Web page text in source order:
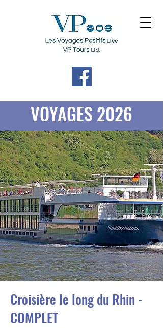
VOYAGES 2026
Croisière le long du Rhin -
COMPLET